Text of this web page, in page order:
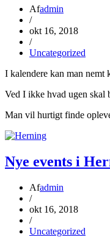
Afadmin
/
okt 16, 2018
/
Uncategorized
I kalendere kan man nemt
Ved I ikke hvad ugen skal
Man vil hurtigt finde
Nye events i
Afadmin
/
okt 16, 2018
/
Uncategorized